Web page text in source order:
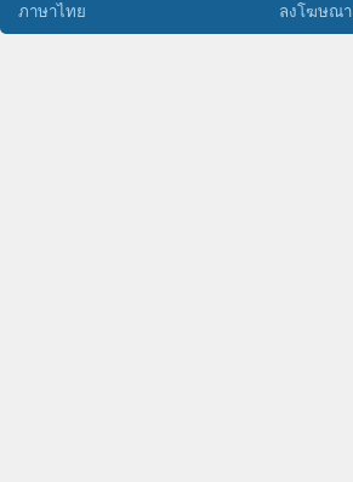
ภาษาไทย ลงโฆษณา